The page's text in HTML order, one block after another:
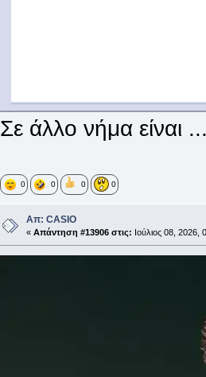
Σε άλλο νήμα είναι
0 0 0 0
Απ: CASIO
« Απάντηση #13906 στις: Ιούλιος 08,